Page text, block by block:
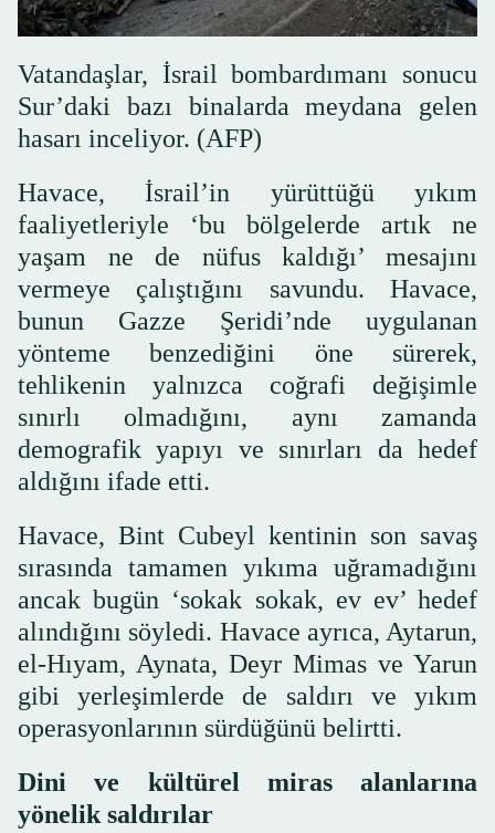
Vatandaşlar, İsrail bombardımanı sonucu
Sur’daki bazı binalarda meydana gelen
hasarı inceliyor. (AFP)
Havace, İsrail’in yürüttüğü yıkım
faaliyetleriyle ‘bu bölgelerde artık ne
yaşam ne de nüfus kaldığı’ mesajını
vermeye çalıştığını savundu. Havace,
bunun Gazze Şeridi’nde uygulanan
yönteme benzediğini öne sürerek,
tehlikenin yalnızca coğrafi değişimle
sınırlı olmadığını, aynı zamanda
demografik yapıyı ve sınırları da hedef
aldığını ifade etti.
Havace, Bint Cubeyl kentinin son savaş
sırasında tamamen yıkıma uğramadığını
ancak bugün ‘sokak sokak, ev ev’ hedef
alındığını söyledi. Havace ayrıca, Aytarun,
el-Hıyam, Aynata, Deyr Mimas ve Yarun
gibi yerleşimlerde de saldırı ve yıkım
operasyonlarının sürdüğünü belirtti.
Dini ve kültürel miras alanlarına
yönelik saldırılar